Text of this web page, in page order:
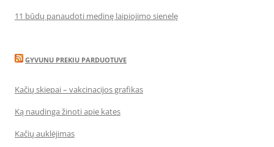
11 būdų panaudoti medinę laipiojimo sienelę
GYVUNU PREKIU PARDUOTUVE
Kačių skiepai – vakcinacijos grafikas
Ką naudinga žinoti apie kates
Kačių auklėjimas